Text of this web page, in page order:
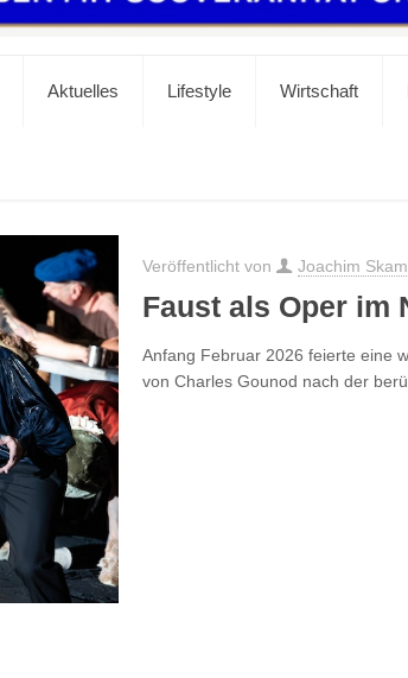
Aktuelles Lifestyle Wirtschaft
Veröffentlicht von Joachim
Faust als Oper im
Anfang Februar 2026 feierte eine
von Charles Gounod nach der